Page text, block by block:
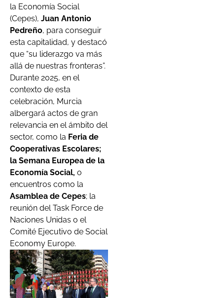
la Economía Social
(Cepes), Juan Antonio
Pedreño, para conseguir
esta capitalidad, y destacó
que “su liderazgo va más
allá de nuestras fronteras”.
Durante 2025, en el
contexto de esta
celebración, Murcia
albergará actos de gran
relevancia en el ámbito del
sector, como la Feria de
Cooperativas Escolares;
la Semana Europea de la
Economía Social, o
encuentros como la
Asamblea de Cepes; la
reunión del Task Force de
Naciones Unidas o el
Comité Ejecutivo de Social
Economy Europe.